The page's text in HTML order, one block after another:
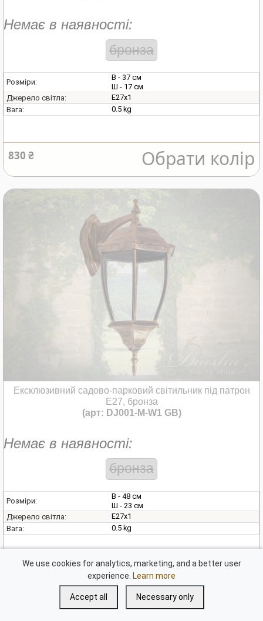
Немає в наявності:
бронза
Розміри:
В - 37 см
Ш - 17 см
Джерело світла:
E27х1
Вага:
0.5 kg
830 ₴ Обрати колір
Ексклюзивний садово-парковий світильник під патрон
Е27, бронза
(арт: DJ001-M-W1 GB)
Немає в наявності:
бронза
Розміри:
В - 48 см
Ш - 23 см
Джерело світла:
E27х1
Вага:
0.5 kg
Обрати колір
We use cookies for analytics, marketing, and a better user
experience. Learn more
Accept all Necessary only